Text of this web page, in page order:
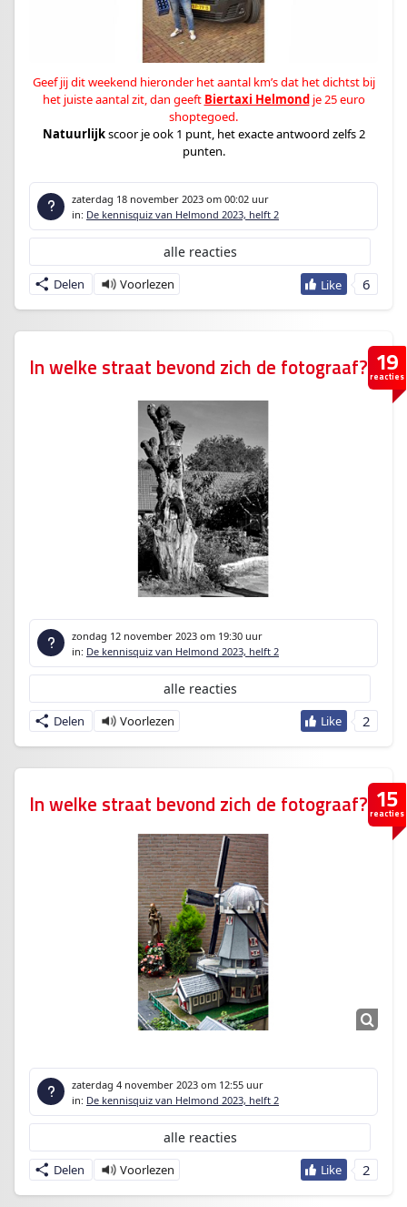
Geef jijdit weekend hieronderhet aantal km’s dat het dichtst bij
het juiste aantal zit, dan geeft Biertaxi Helmondje 25 euro
shoptegoed.
Natuurlijkscoor je ook 1 punt, het exacte antwoord zelfs 2
punten.
zaterdag 18 november 2023 om 00:02 uur
in: De kennisquiz van Helmond 2023, helft 2
6
Delen
alle reacties
19
reacties
In welke straat bevond zich de fotograaf?
zondag 12 november 2023 om 19:30 uur
in: De kennisquiz van Helmond 2023, helft 2
2
Delen
alle reacties
15
reacties
In welke straat bevond zich de fotograaf?
zaterdag 4 november 2023 om 12:55 uur
in: De kennisquiz van Helmond 2023, helft 2
2
Delen
alle reacties